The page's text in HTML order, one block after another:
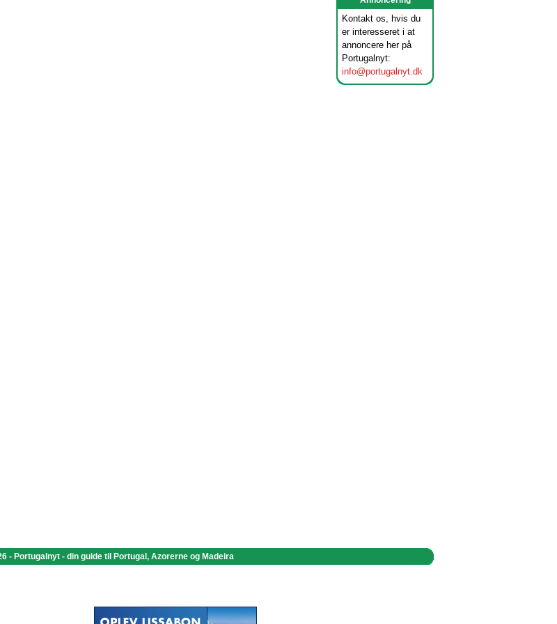
Kontakt os, hvis du
er interesseret i at
annoncere her på
Portugalnyt:
info@portugalnyt.dk
- Portugalnyt - din guide til Portugal, Azorerne og Madeira